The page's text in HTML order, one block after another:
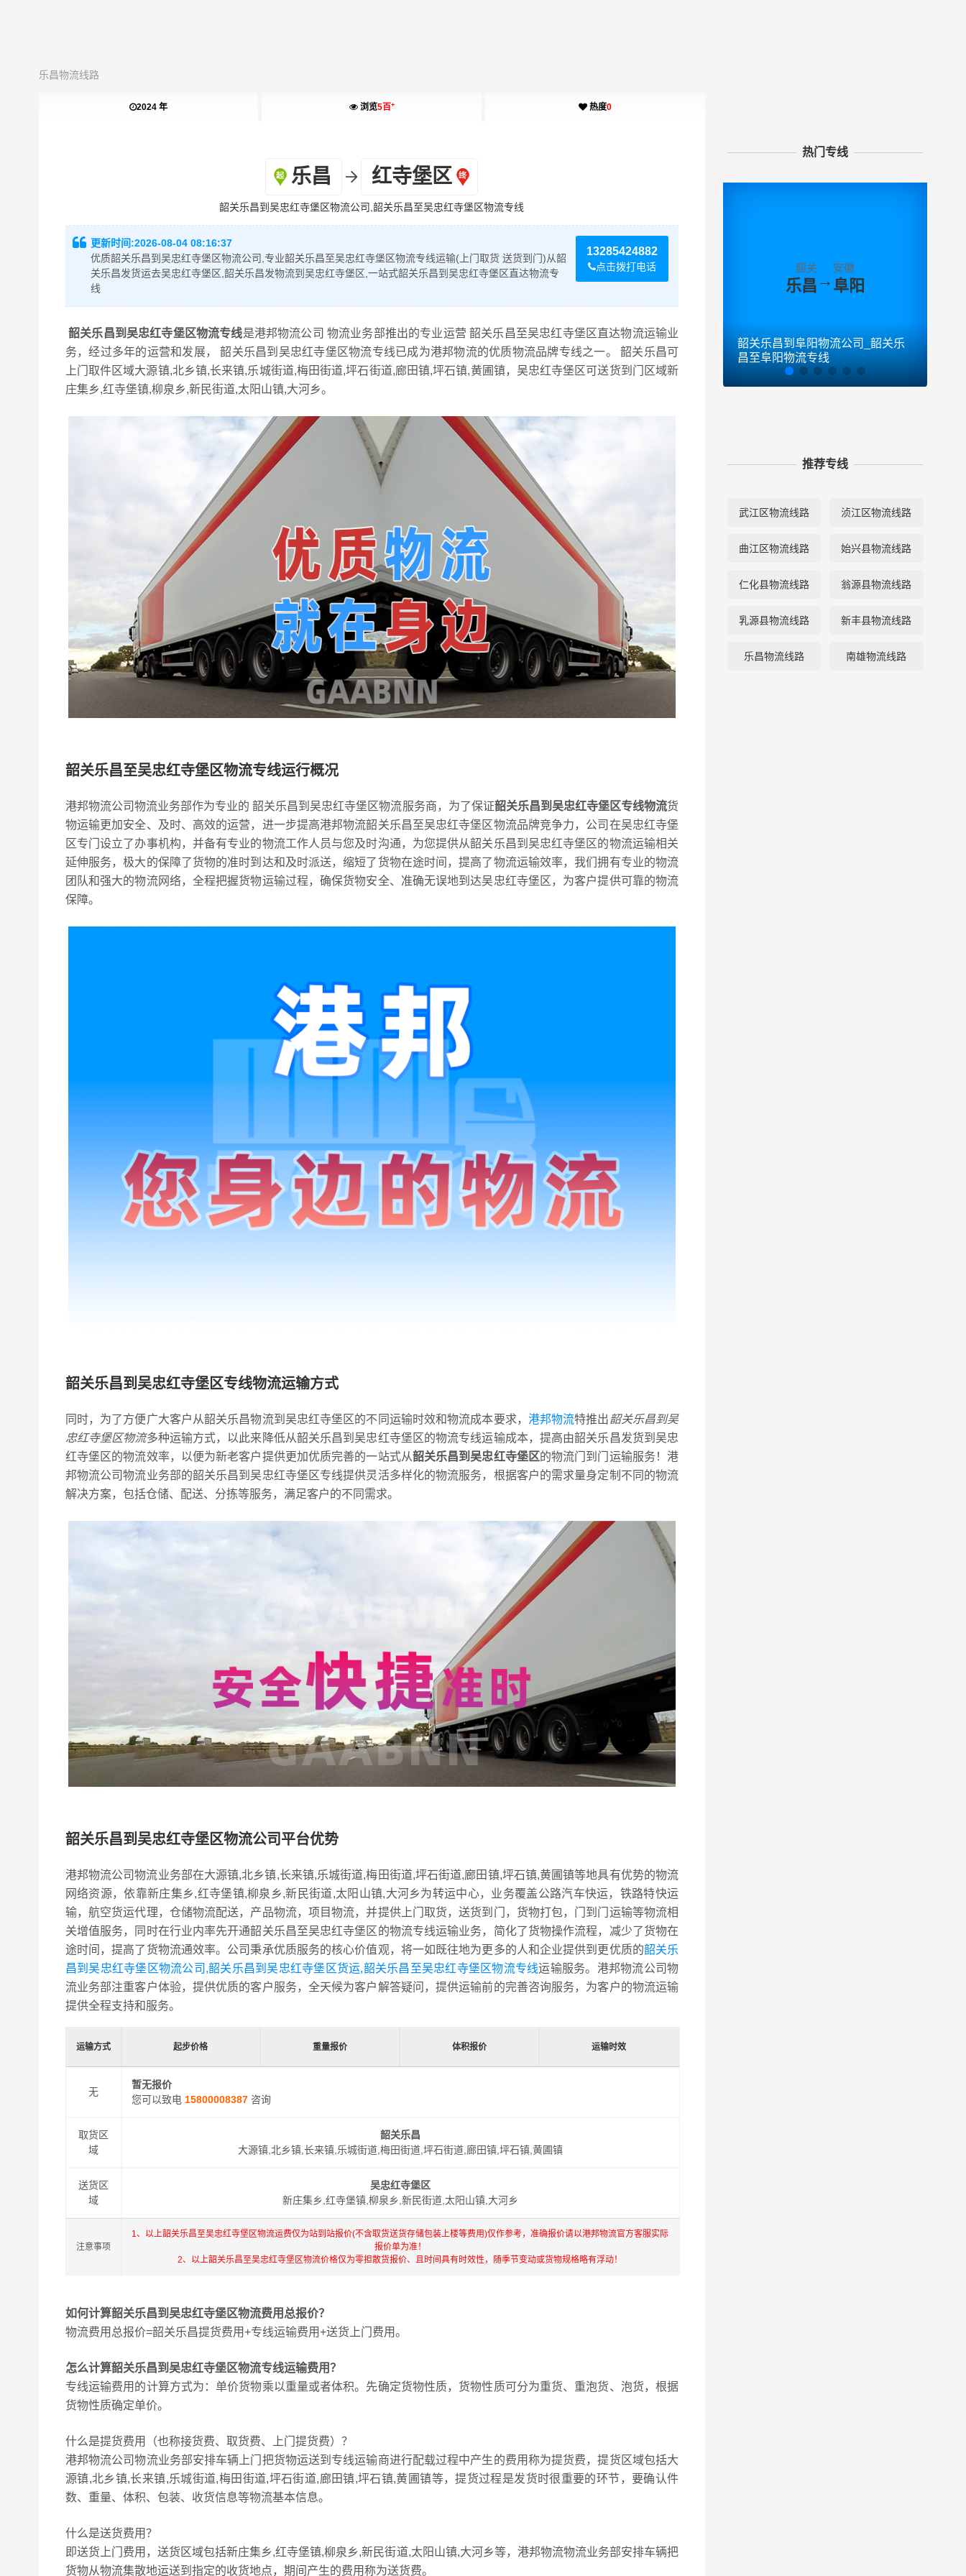
乐昌物流线路
2024 年 浏览5百+ 热度0
乐昌 红寺堡区
韶关乐昌到吴忠红寺堡区物流公司,韶关乐昌至吴忠红寺堡区物流专线
13285424882
点击拨打电话
更新时间:2026-08-04 08:16:37
优质韶关乐昌到吴忠红寺堡区物流公司,专业韶关乐昌至吴忠红寺堡区物流专线运输(上门取货 送货到门)从韶
关乐昌发货运去吴忠红寺堡区,韶关乐昌发物流到吴忠红寺堡区,一站式韶关乐昌到吴忠红寺堡区直达物流专
线
韶关乐昌到吴忠红寺堡区物流专线是港邦物流公司 物流业务部推出的专业运营 韶关乐昌至吴忠红寺堡区直达物流运输业
务，经过多年的运营和发展， 韶关乐昌到吴忠红寺堡区物流专线已成为港邦物流的优质物流品牌专线之一。 韶关乐昌可
上门取件区域大源镇,北乡镇,长来镇,乐城街道,梅田街道,坪石街道,廊田镇,坪石镇,黄圃镇，吴忠红寺堡区可送货到门区域新
庄集乡,红寺堡镇,柳泉乡,新民街道,太阳山镇,大河乡。
韶关乐昌至吴忠红寺堡区物流专线运行概况
港邦物流公司物流业务部作为专业的 韶关乐昌到吴忠红寺堡区物流服务商，为了保证韶关乐昌到吴忠红寺堡区专线物流货
物运输更加安全、及时、高效的运营，进一步提高港邦物流韶关乐昌至吴忠红寺堡区物流品牌竞争力，公司在吴忠红寺堡
区专门设立了办事机构，并备有专业的物流工作人员与您及时沟通，为您提供从韶关乐昌到吴忠红寺堡区的物流运输相关
延伸服务，极大的保障了货物的准时到达和及时派送，缩短了货物在途时间，提高了物流运输效率，我们拥有专业的物流
团队和强大的物流网络，全程把握货物运输过程，确保货物安全、准确无误地到达吴忠红寺堡区，为客户提供可靠的物流
保障。
韶关乐昌到吴忠红寺堡区专线物流运输方式
同时，为了方便广大客户从韶关乐昌物流到吴忠红寺堡区的不同运输时效和物流成本要求， 港邦物流特推出韶关乐昌到吴
忠红寺堡区物流多种运输方式，以此来降低从韶关乐昌到吴忠红寺堡区的物流专线运输成本，提高由韶关乐昌发货到吴忠
红寺堡区的物流效率，以便为新老客户提供更加优质完善的一站式从韶关乐昌到吴忠红寺堡区的物流门到门运输服务！港
邦物流公司物流业务部的韶关乐昌到吴忠红寺堡区专线提供灵活多样化的物流服务，根据客户的需求量身定制不同的物流
解决方案，包括仓储、配送、分拣等服务，满足客户的不同需求。
韶关乐昌到吴忠红寺堡区物流公司平台优势
港邦物流公司物流业务部在大源镇,北乡镇,长来镇,乐城街道,梅田街道,坪石街道,廊田镇,坪石镇,黄圃镇等地具有优势的物流
网络资源，依靠新庄集乡,红寺堡镇,柳泉乡,新民街道,太阳山镇,大河乡为转运中心，业务覆盖公路汽车快运，铁路特快运
输，航空货运代理，仓储物流配送，产品物流，项目物流，并提供上门取货，送货到门，货物打包，门到门运输等物流相
关增值服务，同时在行业内率先开通韶关乐昌至吴忠红寺堡区的物流专线运输业务，简化了货物操作流程，减少了货物在
途时间，提高了货物流通效率。公司秉承优质服务的核心价值观，将一如既往地为更多的人和企业提供到更优质的韶关乐
昌到吴忠红寺堡区物流公司,韶关乐昌到吴忠红寺堡区货运,韶关乐昌至吴忠红寺堡区物流专线运输服务。港邦物流公司物
流业务部注重客户体验，提供优质的客户服务，全天候为客户解答疑问，提供运输前的完善咨询服务，为客户的物流运输
提供全程支持和服务。
运输方式 起步价格 重量报价 体积报价 运输时效
无
暂无报价
您可以致电 15800008387咨询
取货区
域
韶关乐昌
大源镇,北乡镇,长来镇,乐城街道,梅田街道,坪石街道,廊田镇,坪石镇,黄圃镇
送货区
域
吴忠红寺堡区
新庄集乡,红寺堡镇,柳泉乡,新民街道,太阳山镇,大河乡
注意事项
1、以上韶关乐昌至吴忠红寺堡区物流运费仅为站到站报价(不含取货送货存储包装上楼等费用)仅作参考，准确报价请以港邦物流官方客服实际
报价单为准！
2、以上韶关乐昌至吴忠红寺堡区物流价格仅为零担散货报价、且时间具有时效性，随季节变动或货物规格略有浮动！
如何计算韶关乐昌到吴忠红寺堡区物流费用总报价？
物流费用总报价=韶关乐昌提货费用+专线运输费用+送货上门费用。
怎么计算韶关乐昌到吴忠红寺堡区物流专线运输费用？
专线运输费用的计算方式为：单价货物乘以重量或者体积。先确定货物性质，货物性质可分为重货、重泡货、泡货，根据
货物性质确定单价。
什么是提货费用（也称接货费、取货费、上门提货费）？
港邦物流公司物流业务部安排车辆上门把货物运送到专线运输商进行配载过程中产生的费用称为提货费，提货区域包括大
源镇,北乡镇,长来镇,乐城街道,梅田街道,坪石街道,廊田镇,坪石镇,黄圃镇等，提货过程是发货时很重要的环节，要确认件
数、重量、体积、包装、收货信息等物流基本信息。
什么是送货费用？
即送货上门费用，送货区域包括新庄集乡,红寺堡镇,柳泉乡,新民街道,太阳山镇,大河乡等，港邦物流物流业务部安排车辆把
货物从物流集散地运送到指定的收货地点，期间产生的费用称为送货费。
热门专线
韶关
乐昌 →
安徽
阜阳
韶关乐昌到阜阳物流公司_韶关乐
昌至阜阳物流专线
推荐专线
武江区物流线路 浈江区物流线路
曲江区物流线路 始兴县物流线路
仁化县物流线路 翁源县物流线路
乳源县物流线路 新丰县物流线路
乐昌物流线路 南雄物流线路